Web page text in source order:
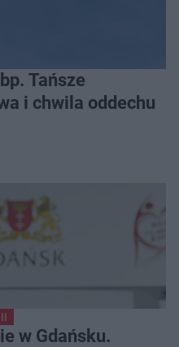
Tańsze
i chwila oddechu
w Gdańsku.